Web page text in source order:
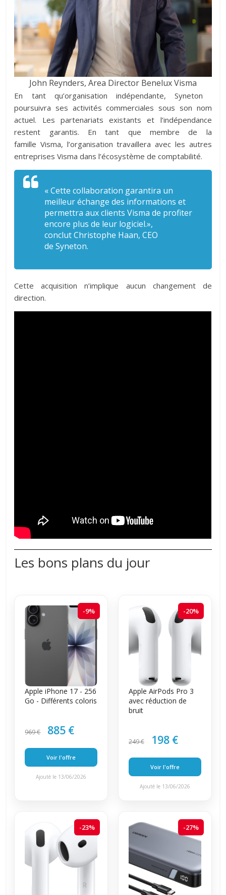
John Reynders, Area Director Benelux Visma
En tant qu’organisation indépendante, Syneton
poursuivra ses activités commerciales sous son nom
actuel. Les partenariats existants et l’indépendance
restent garantis. En tant que membre de la
famille Visma, l’organisation travaillera avec les autres
entreprises Visma dans l’écosystème de comptabilité.
« Cette collaboration garantira un
meilleur échange des informations et
permettra aux clients Visma de profiter
encore plus de leur logiciel.»,
conclut Christophe Haan, CEO
de Syneton.
Cette acquisition n’implique aucun changement de
direction.
Les bons plans du jour
-9%
Apple iPhone 17 - 256
Go - Différents coloris
969 € 885 €
Voir l'offre
Ajouté le 13/06/2026
-20%
Apple AirPods Pro 3
avec réduction de
bruit
249 € 198 €
Voir l'offre
Ajouté le 13/06/2026
-23% -27%